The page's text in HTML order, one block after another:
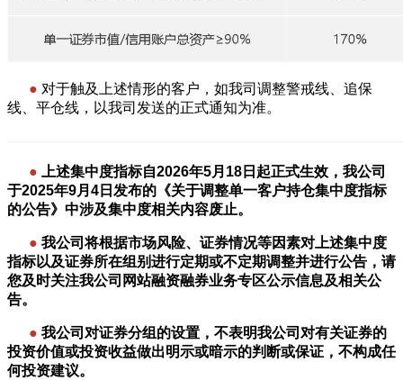
● 对于触及上述情形的客户，如我司调整警戒线、追保
线、平仓线，以我司发送的正式通知为准。
● 上述集中度指标自2026年5月18日起正式生效，我公司
于2025年9月4日发布的《关于调整单一客户持仓集中度指标
的公告》中涉及集中度相关内容废止。
● 我公司将根据市场风险、证券情况等因素对 上述集中度
指标以及证券所在组别进行定期或不定期调整并进行公告， 请
您及时关注我公司网站融资融券业务专区公示信息及相关公
告。
● 我公司对证券分组的设置，不表明我公司对有关证券的
投资价值或投资收益做出明示或暗示的判断或保证，不构成任
何投资建议。